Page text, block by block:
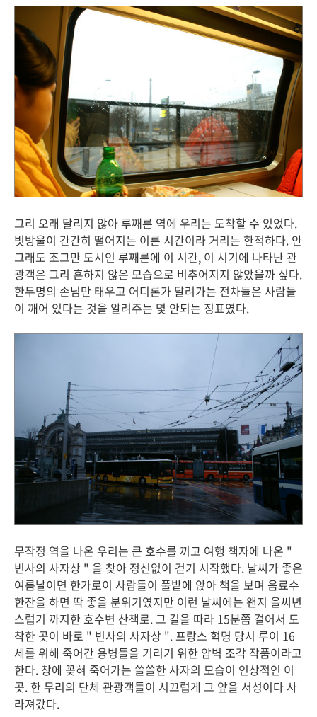
그리 오래 달리지 않아 루째른 역에 우리는 도착할 수 있었다.
빗방울이 간간히 떨어지는 이른 시간이라 거리는 한적하다. 안
그래도 조그만 도시인 루째른에 이 시간, 이 시기에 나타난 관
광객은 그리 흔하지 않은 모습으로 비추어지지 않았을까 싶다.
한두명의 손님만 태우고 어디론가 달려가는 전차들은 사람들
이 깨어 있다는 것을 알려주는 몇 안되는 징표였다.
무작정 역을 나온 우리는 큰 호수를 끼고 여행 책자에 나온 "
빈사의 사자상 " 을 찾아 정신없이 걷기 시작했다. 날씨가 좋은
여름날이면 한가로이 사람들이 풀밭에 앉아 책을 보며 음료수
한잔을 하면 딱 좋을 분위기였지만 이런 날씨에는 왠지 을씨년
스럽기 까지한 호수변 산책로. 그 길을 따라 15분쯤 걸어서 도
착한 곳이 바로 " 빈사의 사자상 ". 프랑스 혁명 당시 루이 16
세를 위해 죽어간 용병들을 기리기 위한 암벽 조각 작품이라고
한다. 창에 꽂혀 죽어가는 쓸쓸한 사자의 모습이 인상적인 이
곳. 한 무리의 단체 관광객들이 시끄럽게 그 앞을 서성이다 사
라져갔다.